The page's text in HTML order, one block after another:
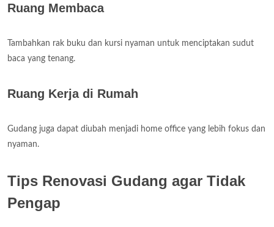
Ruang Membaca
Tambahkan rak buku dan kursi nyaman untuk menciptakan sudut
baca yang tenang.
Ruang Kerja di Rumah
Gudang juga dapat diubah menjadi home office yang lebih fokus dan
nyaman.
Tips Renovasi Gudang agar Tidak
Pengap